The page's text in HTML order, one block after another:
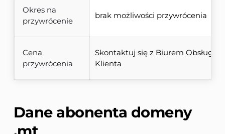
Okres na
przywrócenie
brak możliwości przywrócenia
Cena
przywrócenia
Skontaktuj się z Biurem Obsługi
Klienta
Dane abonenta domeny